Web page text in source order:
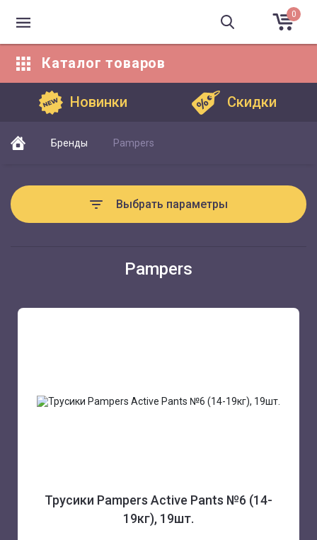
0
Каталог товаров
Новинки Скидки
Бренды Pampers
Выбрать параметры
Pampers
Трусики Pampers Active Pants №6 (14-
19кг), 19шт.